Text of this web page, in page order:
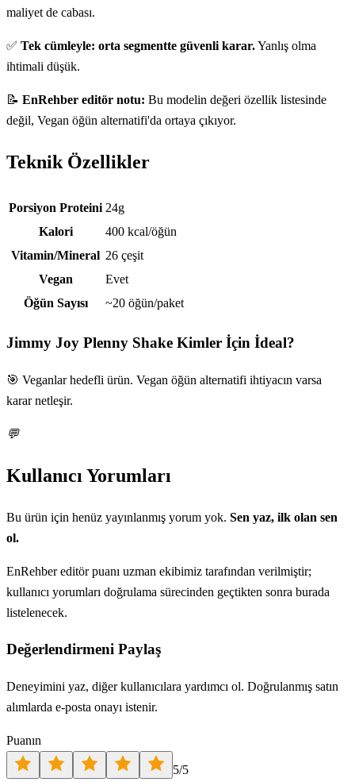
maliyet de cabası.
✅ Tek cümleyle: orta segmentte güvenli karar.Yanlış olma
ihtimali düşük.
📝 EnRehber editör notu: Bu modelin değeri özellik listesinde
değil, Vegan öğün alternatifi'da ortaya çıkıyor.
Teknik Özellikler
Teknik özellikler
Porsiyon Proteini 24g
Kalori
400 kcal/öğün
Vitamin/Mineral 26 çeşit
Vegan
Evet
Öğün Sayısı
~20 öğün/paket
Jimmy Joy Plenny Shake Kimler İçin İdeal?
🎯 Veganlar hedefli ürün. Vegan öğün alternatifi ihtiyacın varsa
karar netleşir.
💬
Kullanıcı Yorumları
Bu ürün için henüz yayınlanmış yorum yok. Sen yaz, ilk olan sen
ol.
EnRehber editör puanı uzman ekibimiz tarafından verilmiştir;
kullanıcı yorumları doğrulama sürecinden geçtikten sonra burada
listelenecek.
Değerlendirmeni Paylaş
Deneyimini yaz, diğer kullanıcılara yardımcı ol. Doğrulanmış satın
alımlarda e-posta onayı istenir.
Puanın
5/5